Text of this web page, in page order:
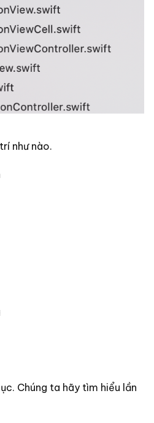
như nào.
Chúng ta hãy tìm hiểu lần